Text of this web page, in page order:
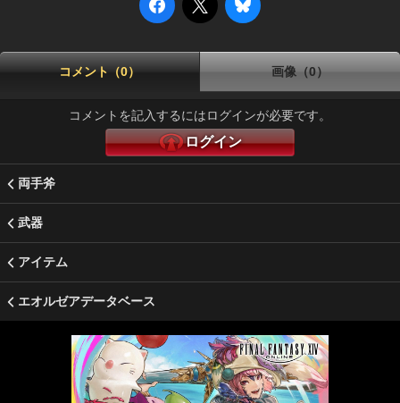
コメント（0） 画像（0）
コメントを記入するにはログインが必要です。
ログイン
両手斧
武器
アイテム
エオルゼアデータベース